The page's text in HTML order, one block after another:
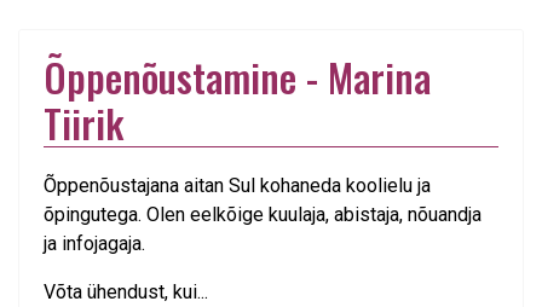
Õppenõustamine - Marina
Tiirik
Õppenõustajana aitan Sul kohaneda koolielu ja
õpingutega. Olen eelkõige kuulaja, abistaja, nõuandja
ja infojagaja.
Võta ühendust, kui...